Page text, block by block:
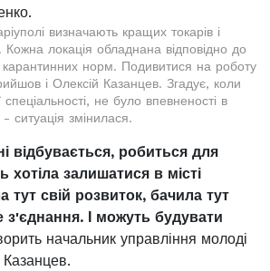
визначають кращих токарів і
Кожна локація обладнана відповідно до
карантинних норм. Подивитися на роботу
і Олексій Казанцев. Згадує, коли
не було впевненості в
ситуація змінилася.
відбувається, робиться для
залишатися в місті
тут свій розвиток, бачила тут
з'єднання. І можуть будувати
начальник управління молоді
Казанцев.